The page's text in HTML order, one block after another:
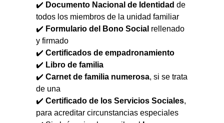
✔️ Documento Nacional de Identidad de
todos los miembros de la unidad familiar
✔️ Formulario del Bono Social rellenado
y firmado
✔️ Certificados de empadronamiento
✔️ Libro de familia
✔️ Carnet de familia numerosa, si se trata
de una
✔️ Certificado de los Servicios Sociales,
para acreditar circunstancias especiales